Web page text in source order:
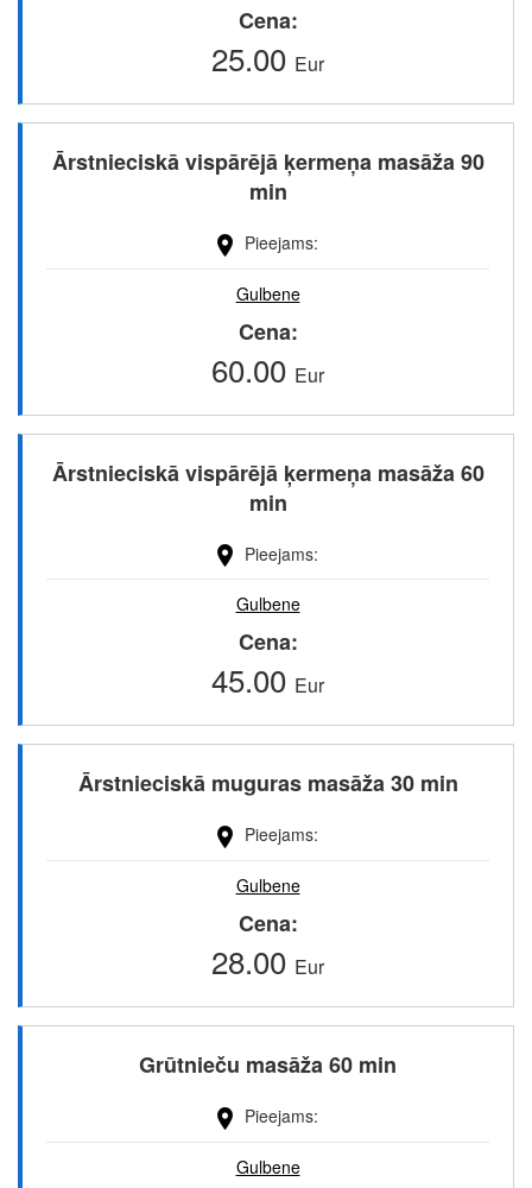
Cena
25.00 Eur
Ārstnieciskā vispārējā ķermeņa masāža 90
min
Pieejams
Gulbene
Cena
60.00 Eur
Ārstnieciskā vispārējā ķermeņa masāža 60
min
Pieejams
Gulbene
Cena
45.00 Eur
Ārstnieciskā muguras masāža 30 min
Pieejams
Gulbene
Cena
28.00 Eur
Grūtnieču masāža 60 min
Pieejams
Gulbene